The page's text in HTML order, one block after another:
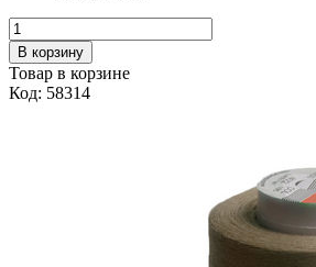
В корзину
Товар в корзине
Код: 58314